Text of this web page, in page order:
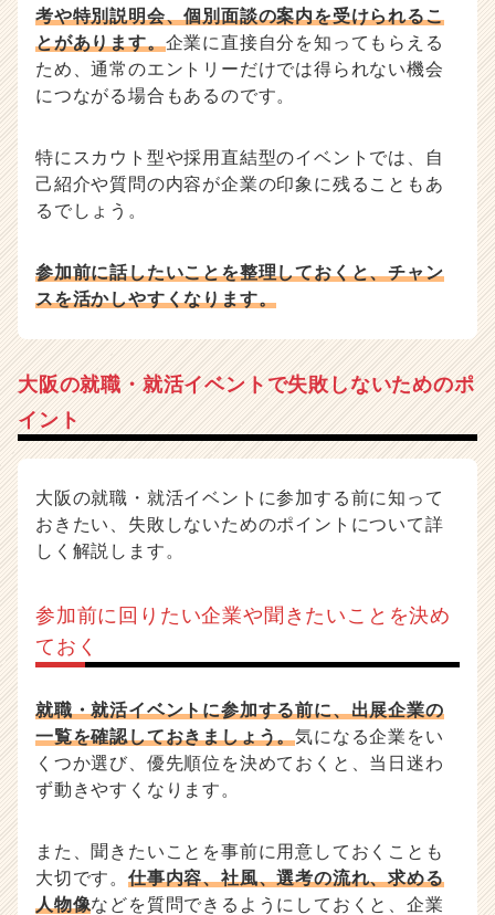
考や特別説明会、個別面談の案内を受けられるこ
とがあります。企業に直接自分を知ってもらえる
ため、通常のエントリーだけでは得られない機会
につながる場合もあるのです。
特にスカウト型や採用直結型のイベントでは、自
己紹介や質問の内容が企業の印象に残ることもあ
るでしょう。
参加前に話したいことを整理しておくと、チャン
スを活かしやすくなります。
大阪の就職・就活イベントで失敗しないためのポ
イント
大阪の就職・就活イベントに参加する前に知って
おきたい、失敗しないためのポイントについて詳
しく解説します。
参加前に回りたい企業や聞きたいことを決め
ておく
就職・就活イベントに参加する前に、出展企業の
一覧を確認しておきましょう。気になる企業をい
くつか選び、優先順位を決めておくと、当日迷わ
ず動きやすくなります。
また、聞きたいことを事前に用意しておくことも
大切です。 仕事内容、社風、選考の流れ、求める
人物像などを質問できるようにしておくと、企業